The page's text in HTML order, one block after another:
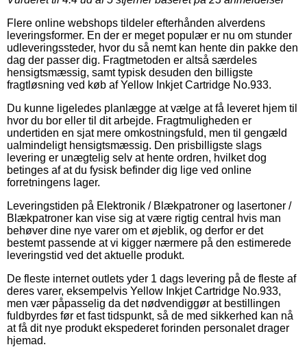
Flere online webshops tildeler efterhånden alverdens
leveringsformer. En der er meget populær er nu om stunder
udleveringssteder, hvor du så nemt kan hente din pakke den
dag der passer dig. Fragtmetoden er altså særdeles
hensigtsmæssig, samt typisk desuden den billigste
fragtløsning ved køb af Yellow Inkjet Cartridge No.933.
Du kunne ligeledes planlægge at vælge at få leveret hjem til
hvor du bor eller til dit arbejde. Fragtmuligheden er
undertiden en sjat mere omkostningsfuld, men til gengæld
ualmindeligt hensigtsmæssig. Den prisbilligste slags
levering er unægtelig selv at hente ordren, hvilket dog
betinges af at du fysisk befinder dig lige ved online
forretningens lager.
Leveringstiden på Elektronik / Blækpatroner og lasertoner /
Blækpatroner kan vise sig at være rigtig central hvis man
behøver dine nye varer om et øjeblik, og derfor er det
bestemt passende at vi kigger nærmere på den estimerede
leveringstid ved det aktuelle produkt.
De fleste internet outlets yder 1 dags levering på de fleste af
deres varer, eksempelvis Yellow Inkjet Cartridge No.933,
men vær påpasselig da det nødvendiggør at bestillingen
fuldbyrdes før et fast tidspunkt, så de med sikkerhed kan nå
at få dit nye produkt ekspederet forinden personalet drager
hjemad.